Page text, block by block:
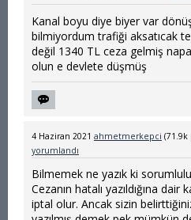
Kanal boyu diye biyer var
bilmiyordum trafiği aksatıcak
değil 1340 TL ceza gelmiş
olun e devlete düşmüş
4 Haziran 2021 ahmetmerkepci (71.9k
yorumlandı
Bilmemek ne yazık ki
Cezanın hatalı yazıldığına dair
iptal olur. Ancak sizin